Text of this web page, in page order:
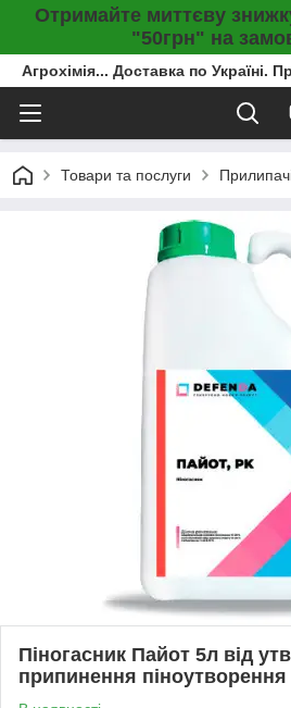
Отримайте миттєву
"50грн" на
Агрохімія... Доставка по Україні.
Товари та послуги
Піногасник Пайот 5л від
припинення піноутворення